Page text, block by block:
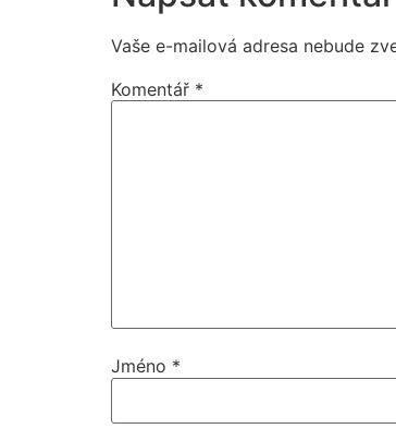
Vaše e-mailová adresa nebude
Komentář *
Jméno *